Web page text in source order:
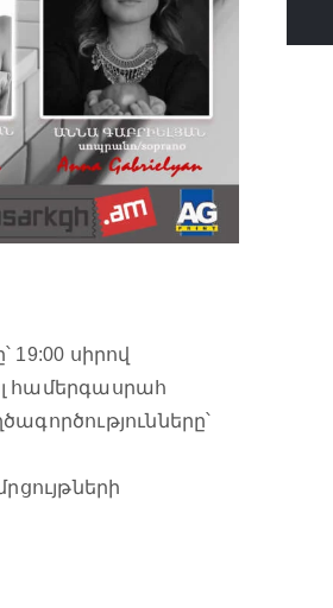
սիրով
համերգասրահ